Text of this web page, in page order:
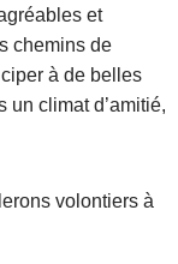
et
chemins de
à de belles
un climat d’amitié,
volontiers à